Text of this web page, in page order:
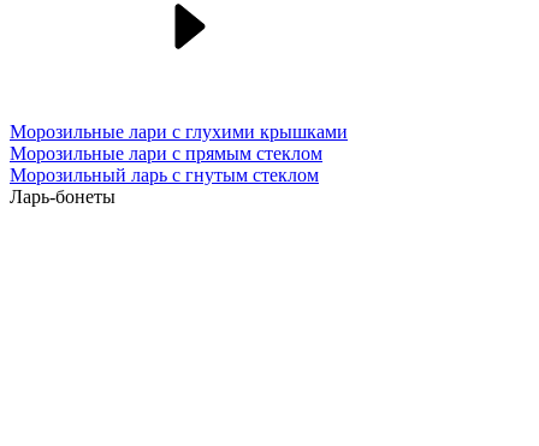
Морозильные лари с глухими крышками
Морозильные лари с прямым стеклом
Морозильный ларь с гнутым стеклом
Ларь-бонеты